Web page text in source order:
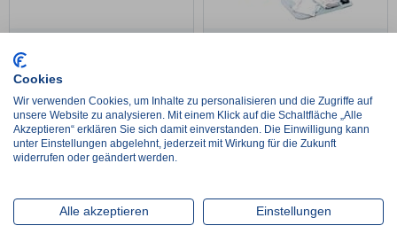
netto: €330,00 netto:€3.136,00
Cookies
Wir verwenden Cookies, um Inhalte zu personalisieren und die Zugriffe auf
unsere Website zu analysieren. Mit einem Klick auf die Schaltfläche „Alle
Akzeptieren“ erklären Sie sich damit einverstanden. Die Einwilligung kann
unter Einstellungen abgelehnt, jederzeit mit Wirkung für die Zukunft
widerrufen oder geändert werden.
Alle akzeptieren Einstellungen